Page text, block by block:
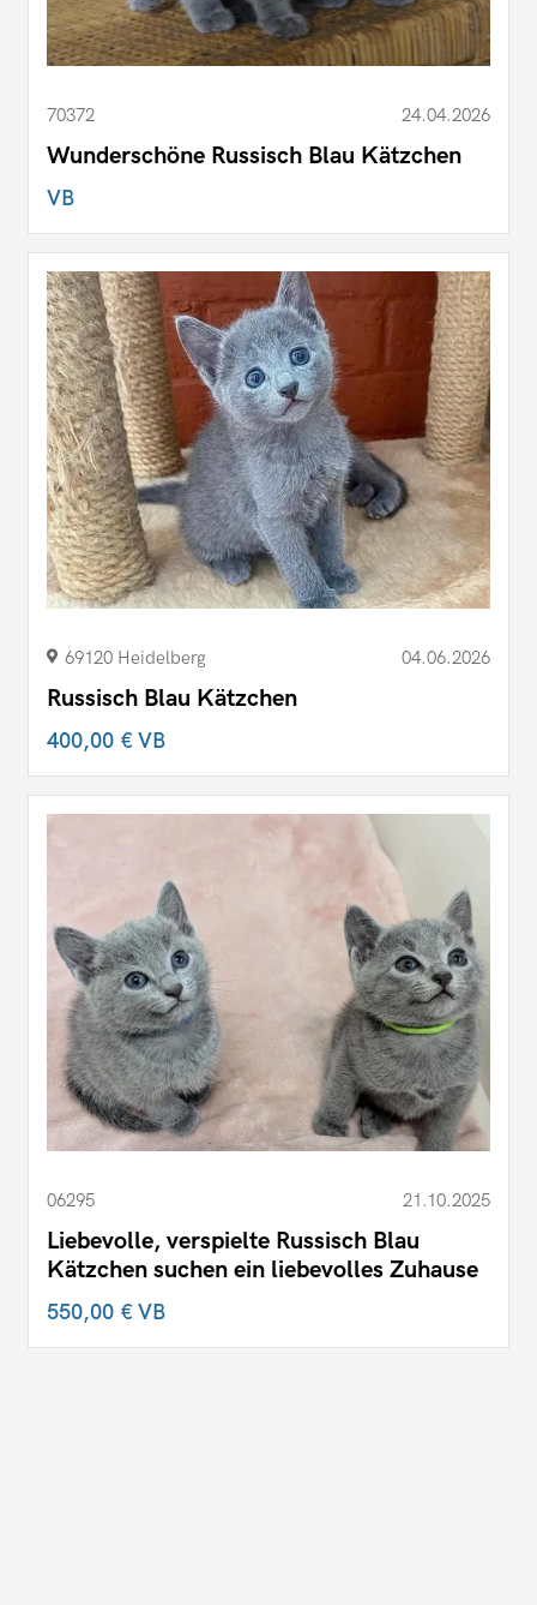
70372 24.04.2026
Wunderschöne Russisch Blau Kätzchen
VB
69120 Heidelberg 04.06.2026
Russisch Blau Kätzchen
400,00 €VB
06295 21.10.2025
Liebevolle, verspielte Russisch Blau
Kätzchen suchen ein liebevolles Zuhause
550,00 €VB